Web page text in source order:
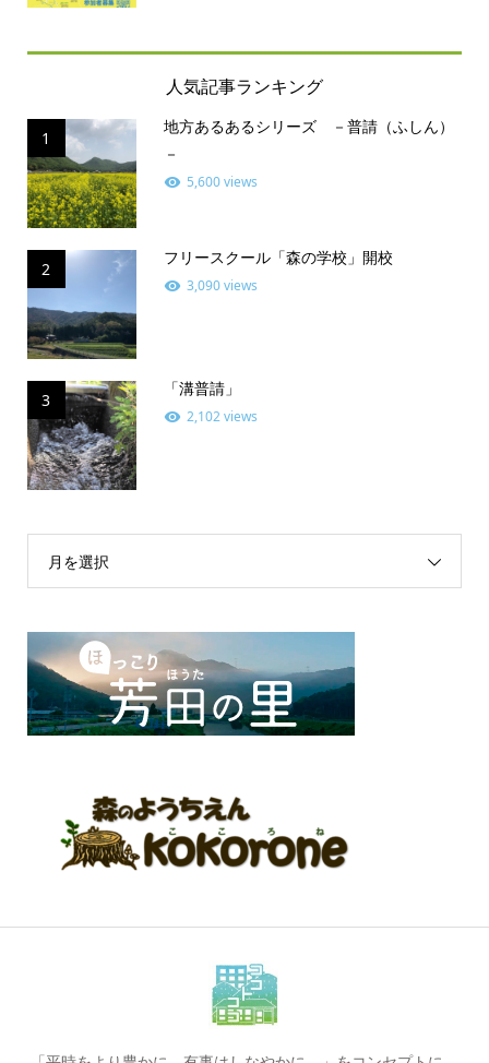
人気記事ランキング
1
地方あるあるシリーズ －普請（ふしん）
－
5,600 views
2
フリースクール「森の学校」開校
3,090 views
3
「溝普請」
2,102 views
月を選択